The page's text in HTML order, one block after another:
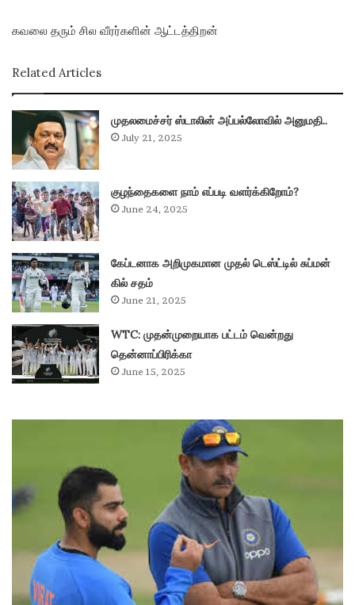
கவலை தரும் சில வீரர்களின் ஆட்டத்திறன்
Related Articles
முதலமைச்சர் ஸ்டாலின் அப்பல்லோவில் அனுமதி..
July 21, 2025
குழந்தைகளை நாம் எப்படி வளர்க்கிறோம்?
June 24, 2025
கேப்டனாக அறிமுகமான முதல் டெஸ்ட்டில் சுப்மன்
கில் சதம்
June 21, 2025
WTC: முதன்முறையாக பட்டம் வென்றது
தென்னாப்பிரிக்கா
June 15, 2025